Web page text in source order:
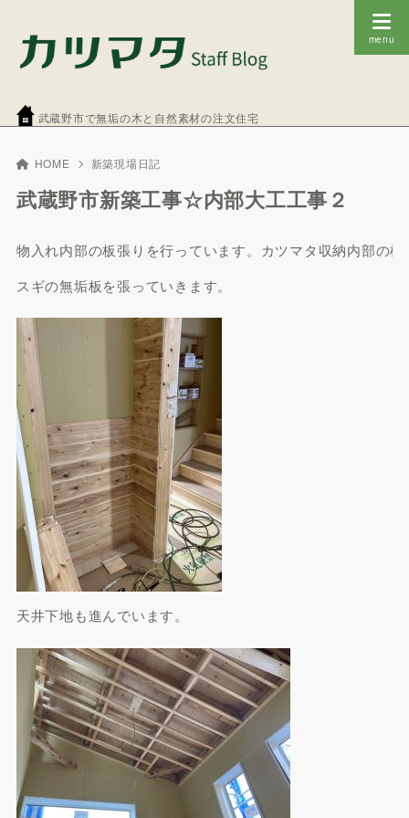
武蔵野市で無垢の木と自然素材の注文住宅
HOME 新築現場日記
武蔵野市新築工事☆内部大工工事２
物入れ内部の板張りを行っています。カツマタ収納内部の
スギの無垢板を張っていきます。
天井下地も進んでいます。